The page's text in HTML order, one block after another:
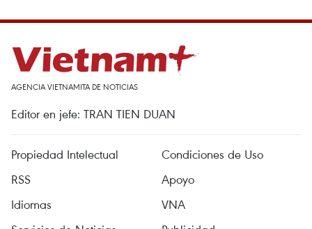
AGENCIA VIETNAMITA DE NOTICIAS
Editor en jefe: TRAN TIEN DUAN
Propiedad Intelectual
Condiciones de Uso
RSS
Apoyo
Idiomas
VNA